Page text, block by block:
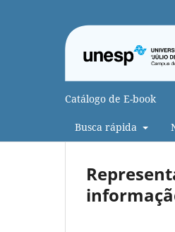
Catálogo de E-book
Busca rápida